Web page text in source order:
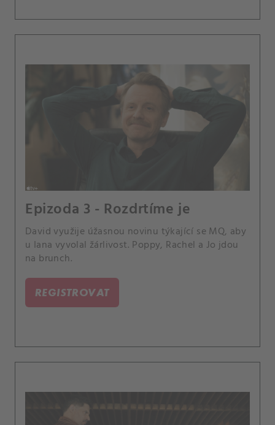
Epizoda 3 - Rozdrtíme je
David využije úžasnou novinu týkající se MQ, aby
u Iana vyvolal žárlivost. Poppy, Rachel a Jo jdou
na brunch.
REGISTROVAT